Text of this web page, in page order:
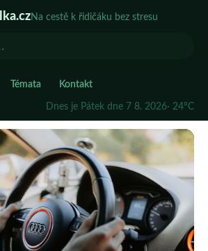
Na cestě k řidičáku bez stresu
Témata Kontakt
Dnes je Pátek dne 7 8. 2026· 24°C